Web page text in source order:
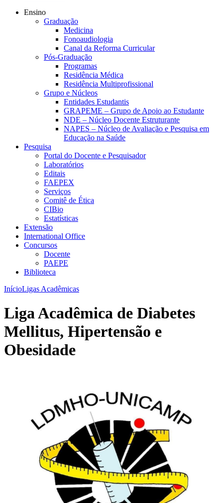
Ensino
Graduação
Medicina
Fonoaudiologia
Canal da Reforma Curricular
Pós-Graduação
Programas
Residência Médica
Residência Multiprofissional
Grupo e Núcleos
Entidades Estudantis
GRAPEME – Grupo de Apoio ao Estudante
NDE – Núcleo Docente Estruturante
NAPES – Núcleo de Avaliação e Pesquisa em
Educação na Saúde
Pesquisa
Portal do Docente e Pesquisador
Laboratórios
Editais
FAEPEX
Serviços
Comitê de Ética
CIBio
Estatísticas
Extensão
International Office
Concursos
Docente
PAEPE
Biblioteca
InícioLigas Acadêmicas
Liga Acadêmica de Diabetes
Mellitus, Hipertensão e
Obesidade